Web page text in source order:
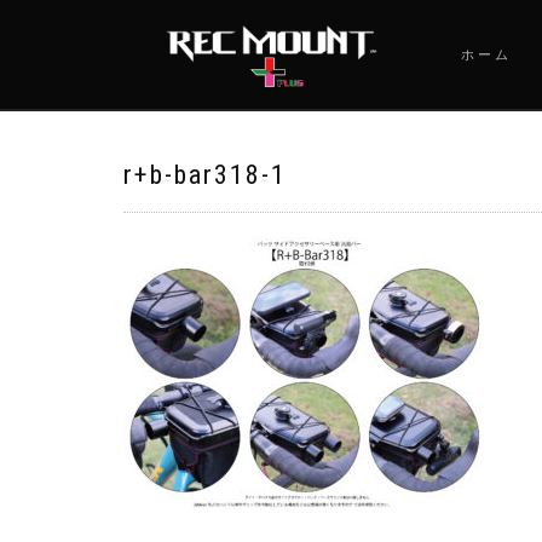
ホーム
r+b-bar318-1